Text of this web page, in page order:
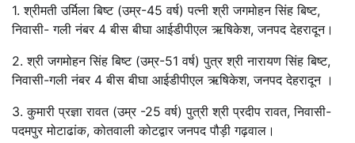
1. श्रीमती उर्मिला बिष्ट (उम्र-45 वर्ष) पत्नी श्री जगमोहन सिंह बिष्ट,
निवासी- गली नंबर 4 बीस बीघा आईडीपीएल ऋषिकेश, जनपद देहरादून।
2. श्री जगमोहन सिंह बिष्ट (उम्र-51 वर्ष) पुत्र श्री नारायण सिंह बिष्ट,
निवासी-गली नंबर 4 बीस बीघा आईडीपीएल ऋषिकेश, जनपद देहरादून ।
3. कुमारी प्रज्ञा रावत (उम्र -25 वर्ष) पुत्री श्री प्रदीप रावत, निवासी-
पदमपुर मोटाढांक, कोतवाली कोटद्वार जनपद पौड़ी गढ़वाल।